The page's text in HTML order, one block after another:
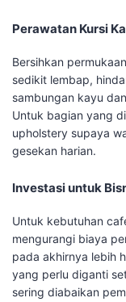
Perawatan Kursi
Bersihkan
sedikit lembap,
sambungan kayu
Untuk bagian yang
upholstery supaya
gesekan harian.
Investasi untuk
Untuk kebutuhan
mengurangi biaya
pada akhirnya lebih
yang perlu diganti
sering diabaikan